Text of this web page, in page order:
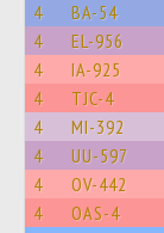
4 BA-54
4 EL-956
4 IA-925
4 TJC-4
4 MI-392
4 UU-597
4 OV-442
4 OAS-4